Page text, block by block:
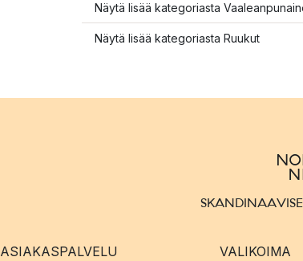
Näytä lisää kategoriasta
Näytä lisää kategoriasta Ruukut
ASIAKASPALVELU VALIKOIMA